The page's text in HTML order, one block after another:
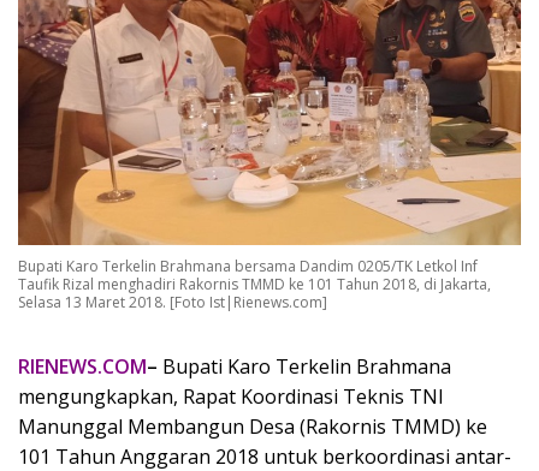
Bupati Karo Terkelin Brahmana bersama Dandim 0205/TK Letkol Inf
Taufik Rizal menghadiri Rakornis TMMD ke 101 Tahun 2018, di Jakarta,
Selasa 13 Maret 2018. [Foto Ist|Rienews.com]
RIENEWS.COM– Bupati Karo Terkelin Brahmana
mengungkapkan, Rapat Koordinasi Teknis TNI
Manunggal Membangun Desa (Rakornis TMMD) ke
101 Tahun Anggaran 2018 untuk berkoordinasi antar-